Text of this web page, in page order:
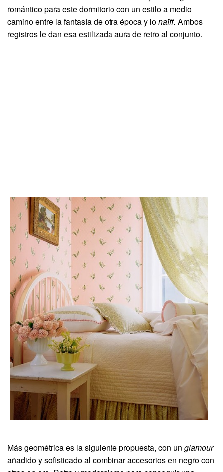
romántico para este dormitorio con un estilo a medio
camino entre la fantasía de otra época y lo naïff. Ambos
registros le dan esa estilizada aura de retro al conjunto.
Más geométrica es la siguiente propuesta, con un glamour
añadido y sofisticado al combinar accesorios en negro con